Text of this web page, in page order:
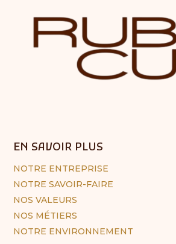
EN SAVOIR PLUS
NOTRE ENTREPRISE
NOTRE SAVOIR-FAIRE
NOS VALEURS
NOS MÉTIERS
NOTRE ENVIRONNEMENT